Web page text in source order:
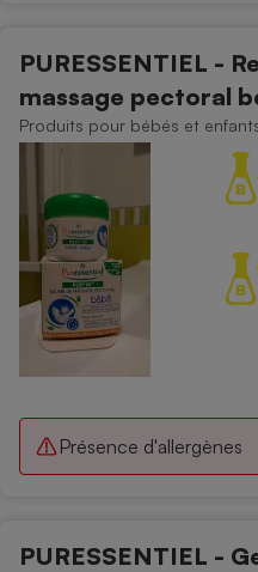
PURESSENTIEL -
massage pectoral
Produits pour bébés et
Présence d'allergènes
PURESSENTIEL -